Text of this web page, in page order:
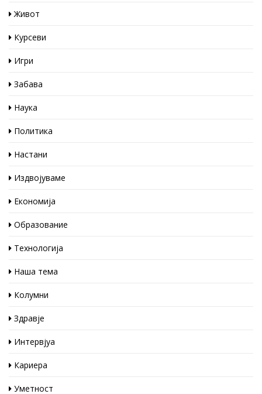
Живот
Курсеви
Игри
Забава
Наука
Политика
Настани
Издвојуваме
Економија
Образование
Технологија
Наша тема
Колумни
Здравје
Интервјуа
Кариера
Уметност